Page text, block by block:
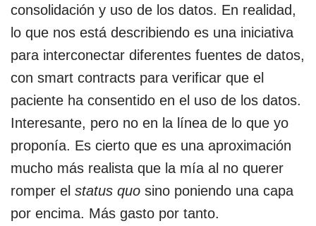
consolidación y uso de los datos. En realidad,
lo que nos está describiendo es una iniciativa
para interconectar diferentes fuentes de datos,
con smart contracts para verificar que el
paciente ha consentido en el uso de los datos.
Interesante, pero no en la línea de lo que yo
proponía. Es cierto que es una aproximación
mucho más realista que la mía al no querer
romper el status quo sino poniendo una capa
por encima. Más gasto por tanto.